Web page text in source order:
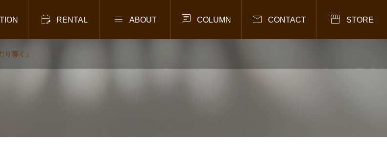
 RENTAL  ABOUT  COLUMN  CONTACT  STORE
り響く』